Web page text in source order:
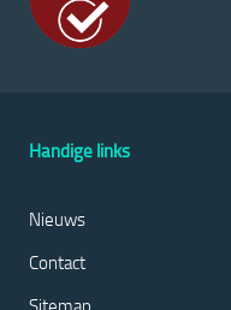
Handige links
Nieuws
Contact